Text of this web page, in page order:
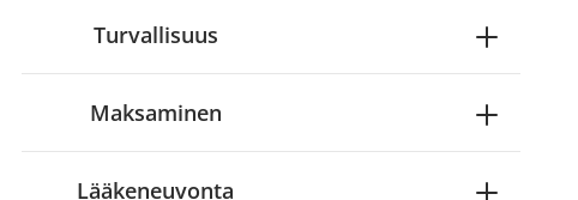
Turvallisuus
Maksaminen
Lääkeneuvonta